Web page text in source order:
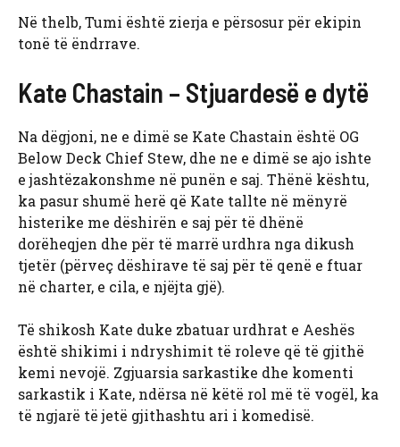
Në thelb, Tumi është zierja e përsosur për ekipin
tonë të ëndrrave.
Kate Chastain – Stjuardesë e dytë
Na dëgjoni, ne e dimë se Kate Chastain është OG
Below Deck Chief Stew, dhe ne e dimë se ajo ishte
e jashtëzakonshme në punën e saj. Thënë kështu,
ka pasur shumë herë që Kate tallte në mënyrë
histerike me dëshirën e saj për të dhënë
dorëheqjen dhe për të marrë urdhra nga dikush
tjetër (përveç dëshirave të saj për të qenë e ftuar
në charter, e cila, e njëjta gjë).
Të shikosh Kate duke zbatuar urdhrat e Aeshës
është shikimi i ndryshimit të roleve që të gjithë
kemi nevojë. Zgjuarsia sarkastike dhe komenti
sarkastik i Kate, ndërsa në këtë rol më të vogël, ka
të ngjarë të jetë gjithashtu ari i komedisë.